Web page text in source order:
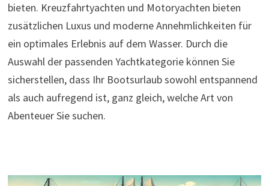
bieten. Kreuzfahrtyachten und Motoryachten bieten
zusätzlichen Luxus und moderne Annehmlichkeiten für
ein optimales Erlebnis auf dem Wasser. Durch die
Auswahl der passenden Yachtkategorie können Sie
sicherstellen, dass Ihr Bootsurlaub sowohl entspannend
als auch aufregend ist, ganz gleich, welche Art von
Abenteuer Sie suchen.